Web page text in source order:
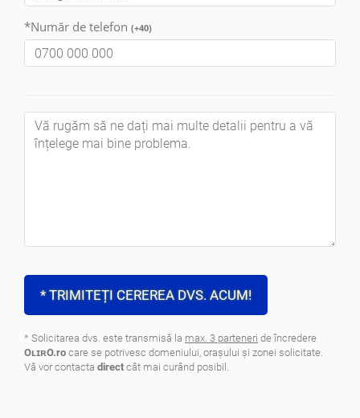
*Număr de telefon (+40)
* TRIMITEȚI CEREREA DVS. ACUM!
* Solicitarea dvs. este transmisă la max. 3 parteneri de încredere
OʟɪʀO.ro care se potrivesc domeniului, oraşului şi zonei solicitate.
Vă vor contacta direct cât mai curând posibil.